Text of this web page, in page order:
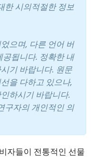
한 시의적절한 정보
으며, 다른 언어 버
됩니다. 정확한 내
기 바랍니다. 원문
을 다하고 있으나,
하시기 바랍니다.
구자의 개인적인 의
자들이 전통적인 선물